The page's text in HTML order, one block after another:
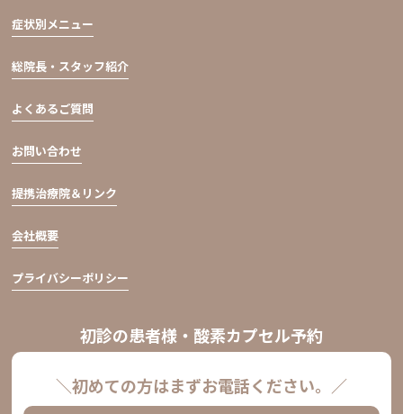
症状別メニュー
総院長・スタッフ紹介
よくあるご質問
お問い合わせ
提携治療院＆リンク
会社概要
プライバシーポリシー
初診の患者様・酸素カプセル予約
＼初めての方はまずお電話ください。／